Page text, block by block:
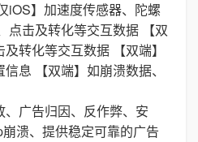
iOS】加速度传感器、陀螺
点击及转化等交互数据 【双
转化等交互数据 【双端】
息 【双端】如崩溃数据、
广告归因、反作弊、安
溃、提供稳定可靠的广告